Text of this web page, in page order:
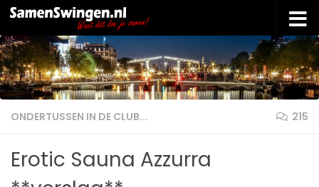
Doorgaan naar inhoud
ONDERTUSSEN IN DE CLUB... 215
Erotic Sauna Azzurra